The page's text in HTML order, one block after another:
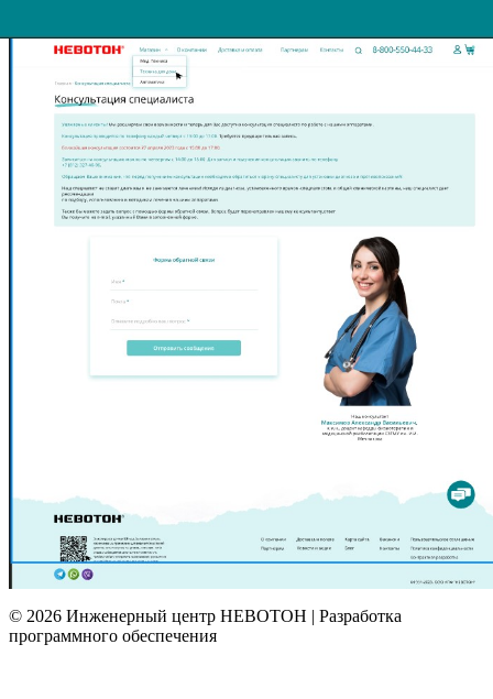
© 2026 Инженерный центр НЕВОТОН | Разработка
программного обеспечения